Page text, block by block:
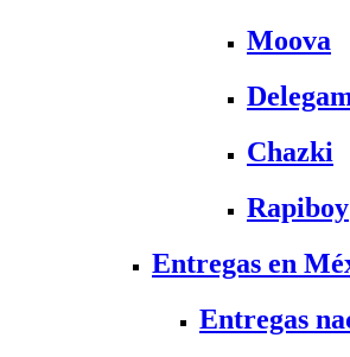
Moova
Chazki
Rapiboy
Entregas en
Entregas